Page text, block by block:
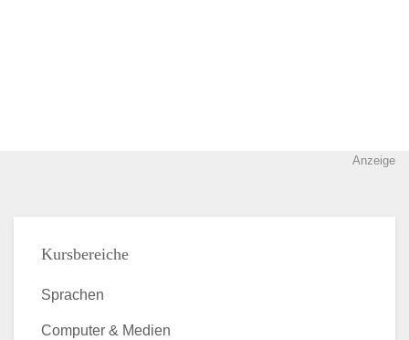
Anzeige
Kursbereiche
Sprachen
Computer & Medien